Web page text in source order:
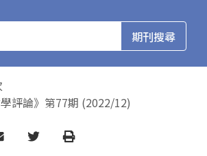
評論》第77期 (2022/12)
TwitterPrint